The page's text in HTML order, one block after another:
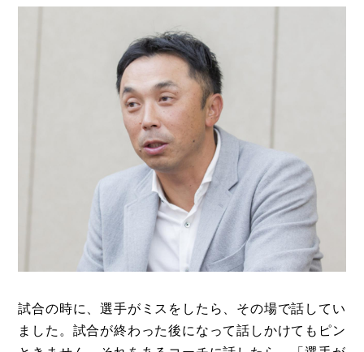
試合の時に、選手がミスをしたら、その場で話してい
ました。試合が終わった後になって話しかけてもピン